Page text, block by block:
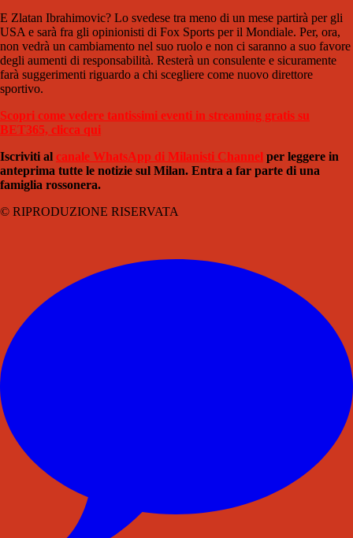
E Zlatan Ibrahimovic? Lo svedese tra meno di un mese partirà per gli
USA e sarà fra gli opinionisti di Fox Sports per il Mondiale. Per, ora,
non vedrà un cambiamento nel suo ruolo e non ci saranno a suo favore
degli aumenti di responsabilità. Resterà un consulente e sicuramente
farà suggerimenti riguardo a chi scegliere come nuovo direttore
sportivo.
Scopri come vedere tantissimi eventi in streaming gratis su
BET365, clicca qui
Iscriviti al canale WhatsApp di Milanisti Channel per leggere in
anteprima tutte le notizie sul Milan. Entra a far parte di una
famiglia rossonera.
© RIPRODUZIONE RISERVATA